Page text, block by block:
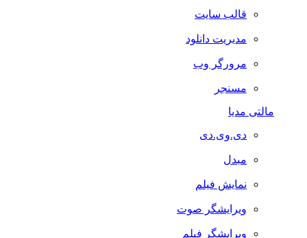
قالب سایت
مدیریت دانلود
مرورگر وب
مسنجر
مالتی مدیا
دی.وی.دی
مبدل
نمایش فیلم
ویرایشگر صوت
ویرایشگر فیلم